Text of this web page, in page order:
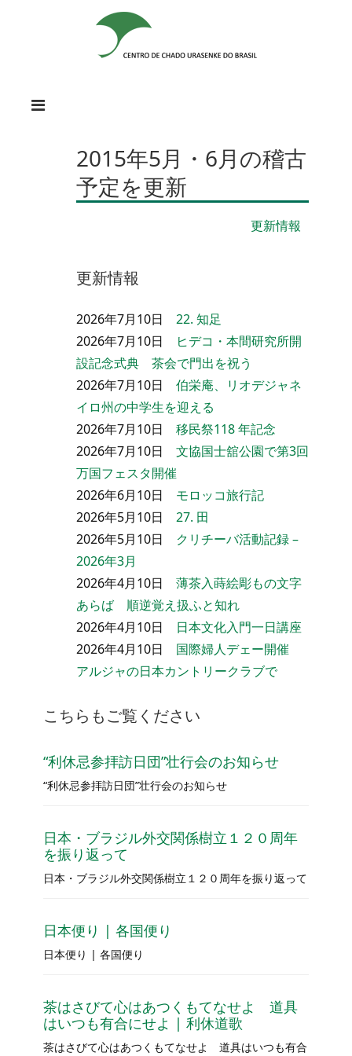
2015年5月・6月の稽古
予定を更新
更新情報
更新情報
2026年7月10日 22. 知足
2026年7月10日
ヒデコ・本間研究所開
設記念式典 茶会で門出を祝う
2026年7月10日 伯栄庵、リオデジャネ
イロ州の中学生を迎える
2026年7月10日 移民祭118 年記念
2026年7月10日 文協国士舘公園で第3回
万国フェスタ開催
2026年6月10日 モロッコ旅行記
2026年5月10日 27. 田
2026年5月10日 クリチーバ活動記録 –
2026年3月
2026年4月10日 薄茶入蒔絵彫もの文字
あらば 順逆覚え扱ふと知れ
2026年4月10日 日本文化入門一日講座
2026年4月10日 国際婦人デェー開催
アルジャの日本カントリークラブで
こちらもご覧ください
“利休忌参拝訪日団”壮行会のお知らせ
“利休忌参拝訪日団”壮行会のお知らせ
日本・ブラジル外交関係樹立１２０周年
を振り返って
日本・ブラジル外交関係樹立１２０周年を振り返って
日本便り | 各国便り
日本便り | 各国便り
茶はさびて心はあつくもてなせよ 道具
はいつも有合にせよ | 利休道歌
茶はさびて心はあつくもてなせよ 道具はいつも有合